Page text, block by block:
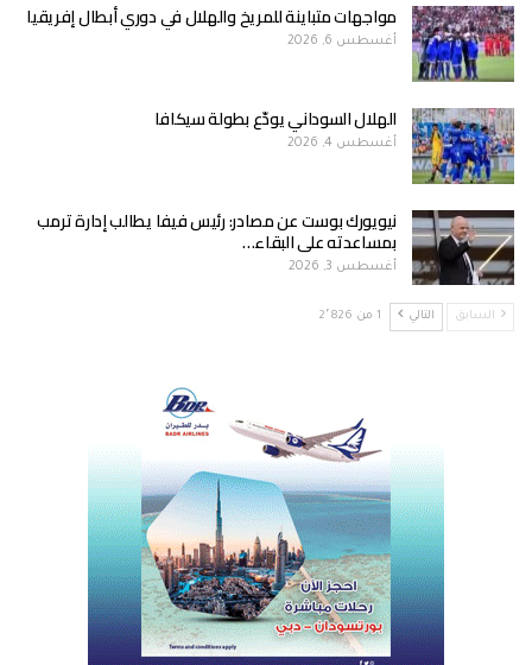
مواجهات متباينة للمريخ والهلال في دوري أبطال إفريقيا
أغسطس 6, 2026
الهلال السوداني يودّع بطولة سيكافا
أغسطس 4, 2026
نيويورك بوست عن مصادر: رئيس فيفا يطالب إدارة ترمب
بمساعدته على البقاء…
أغسطس 3, 2026
السابق التالي 1 من 2٬826